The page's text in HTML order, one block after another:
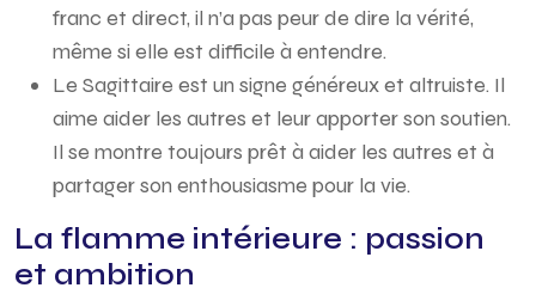
franc et direct, il n’a pas peur de dire la vérité,
même si elle est difficile à entendre.
Le Sagittaire est un signe généreux et altruiste. Il
aime aider les autres et leur apporter son soutien.
Il se montre toujours prêt à aider les autres et à
partager son enthousiasme pour la vie.
La flamme intérieure : passion
et ambition